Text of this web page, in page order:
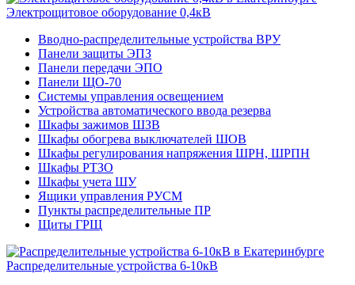
Электрощитовое оборудование 0,4кВ
Вводно-распределительные устройства ВРУ
Панели защиты ЭПЗ
Панели передачи ЭПО
Панели ЩО-70
Системы управления освещением
Устройства автоматического ввода резерва
Шкафы зажимов ШЗВ
Шкафы обогрева выключателей ШОВ
Шкафы регулирования напряжения ШРН, ШРПН
Шкафы РТЗО
Шкафы учета ШУ
Ящики управления РУСМ
Пункты распределительные ПР
Щиты ГРЩ
Распределительные устройства 6-10кВ